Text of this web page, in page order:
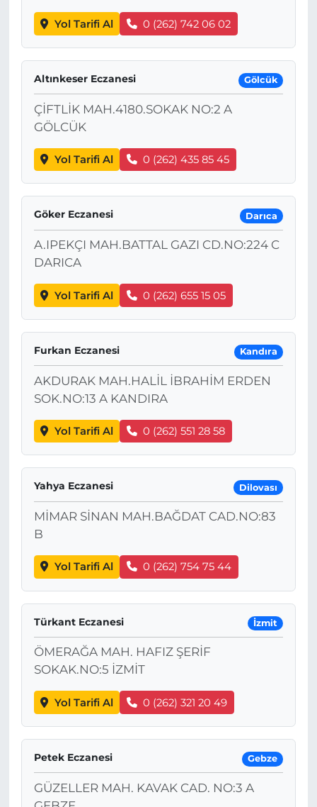
Yol Tarifi Al 0 (262) 742 06 02
Altınkeser Eczanesi Gölcük
ÇİFTLİK MAH.4180.SOKAK NO:2 A
GÖLCÜK
Yol Tarifi Al 0 (262) 435 85 45
Göker Eczanesi Darıca
A.IPEKÇI MAH.BATTAL GAZI CD.NO:224 C
DARICA
Yol Tarifi Al 0 (262) 655 15 05
Furkan Eczanesi Kandıra
AKDURAK MAH.HALİL İBRAHİM ERDEN
SOK.NO:13 A KANDIRA
Yol Tarifi Al 0 (262) 551 28 58
Yahya Eczanesi Dilovası
MİMAR SİNAN MAH.BAĞDAT CAD.NO:83
B
Yol Tarifi Al 0 (262) 754 75 44
Türkant Eczanesi İzmit
ÖMERAĞA MAH. HAFIZ ŞERİF
SOKAK.NO:5 İZMİT
Yol Tarifi Al 0 (262) 321 20 49
Petek Eczanesi Gebze
GÜZELLER MAH. KAVAK CAD. NO:3 A